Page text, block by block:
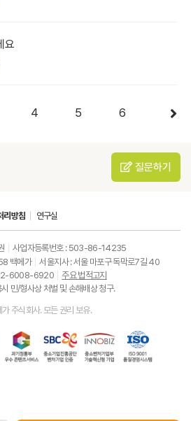
요
4 5 6
질문하기
리방침 연구실
사업자등록번호 : 503-86-14235
백메가
서울지사 : 서울 마포구 독막로7길 40
6008-6920
주요 법적고지
민/형사상 처벌 및 손해배상 청구.
식회사. 모든 권리 보유.
통
중
소
기
업
중
소
벤
처
ISO9001
경